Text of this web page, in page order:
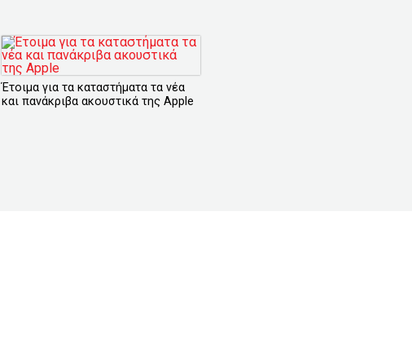
Έτοιμα για τα καταστήματα τα νέα
και πανάκριβα ακουστικά της Apple